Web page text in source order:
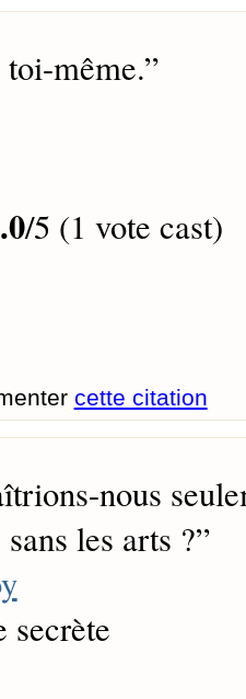
même.”
/5 (1 vote cast)
cette citation
nous
les arts ?”
secrète